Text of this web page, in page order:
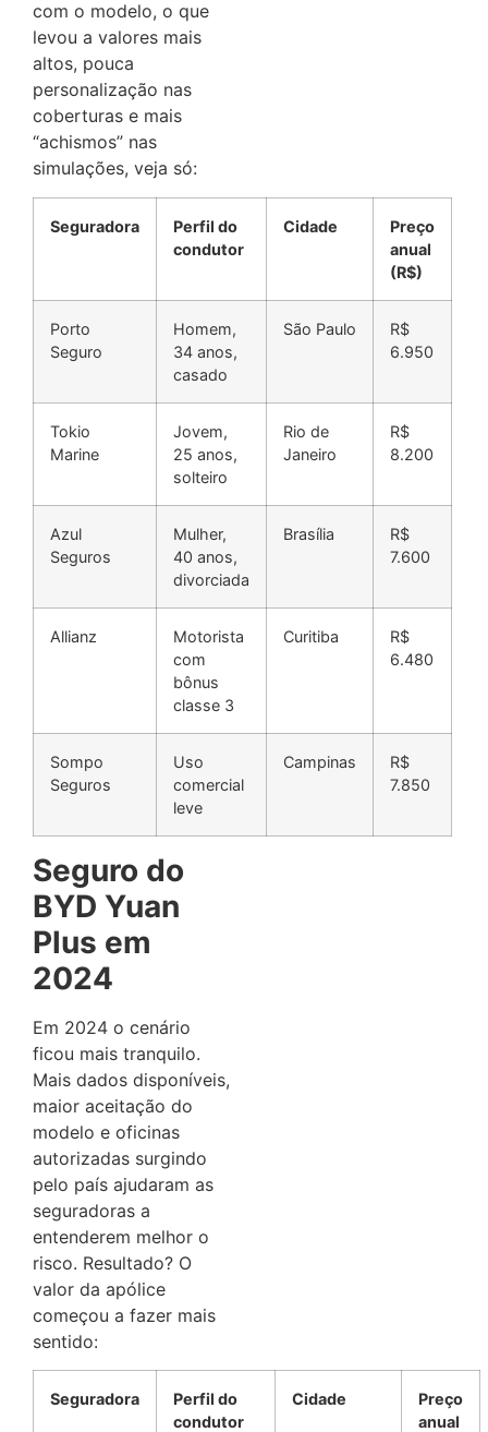
com o modelo, o que
levou a valores mais
altos, pouca
personalização nas
coberturas e mais
“achismos” nas
simulações, veja só:
Seguradora
Perfil do
condutor
Cidade
Preço
anual
(R$)
Porto
Seguro
Homem,
34 anos,
casado
São Paulo
R$
6.950
Tokio
Marine
Jovem,
25 anos,
solteiro
Rio de
Janeiro
R$
8.200
Azul
Seguros
Mulher,
40 anos,
divorciada
Brasília
R$
7.600
Allianz
Motorista
com
bônus
classe 3
Curitiba
R$
6.480
Sompo
Seguros
Uso
comercial
leve
Campinas
R$
7.850
Seguro do
BYD Yuan
Plus em
2024
Em 2024 o cenário
ficou mais tranquilo.
Mais dados disponíveis,
maior aceitação do
modelo e oficinas
autorizadas surgindo
pelo país ajudaram as
seguradoras a
entenderem melhor o
risco. Resultado? O
valor da apólice
começou a fazer mais
sentido:
Seguradora
Perfil do
condutor
Cidade
Preço
anual